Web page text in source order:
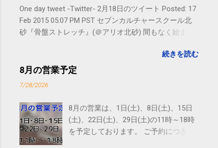
One day tweet -Twitter- 2月18日のツイート Posted: 17
Feb 2015 05:07 PM PST セブンカルチャースクール北
砂『骨盤ストレッチ』(＠アリオ北砂) 間もなく始まり
subscribed to email updates from サクマフィジカルコ
ンディショニング(@SPCstyle) - Twilog To stop
Email delivery powered by Google Google Inc., 1600
Amphitheatre Parkway, Mountain View, CA 94043,
United States
続きを読む
8月の営業予定
7/28/2026
8月の営業は、1日(土)、8日(土)、15日
(土)、22日(土)、29日(土)の11時～18時
を予定しております。 ご予約につきま